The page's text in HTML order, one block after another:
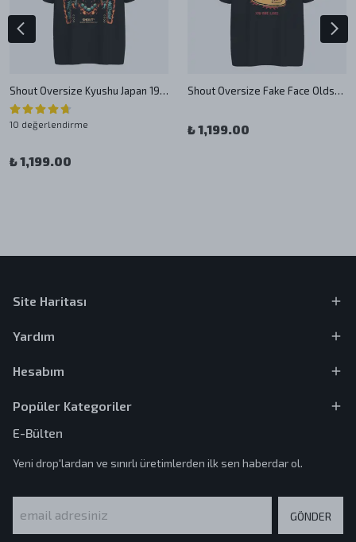
Shout Oversize Kyushu Japan 1987 Oldschool Unisex T-Shirt
10 değerlendirme
₺ 1,199.00
Shout Oversize Fake Face Oldschool Unisex T-Shirt
₺ 1,199.00
Site Haritası
Yardım
Hesabım
Popüler Kategoriler
E-Bülten
Yeni drop'lardan ve sınırlı üretimlerden ilk sen haberdar ol.
GÖNDER